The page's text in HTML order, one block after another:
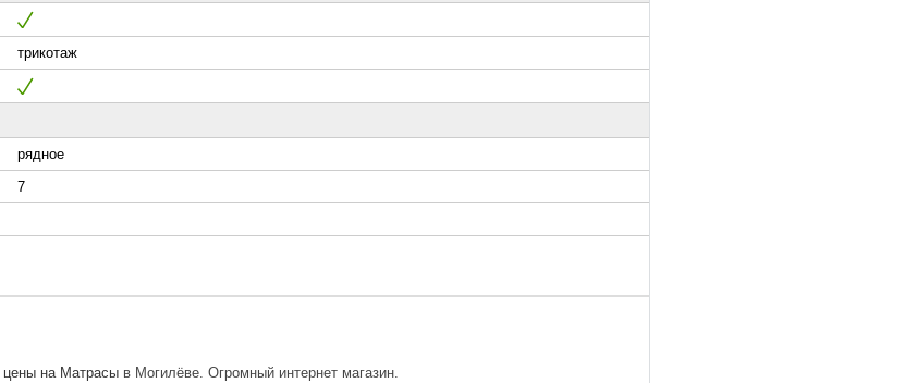
трикотаж
рядное
7
цены на Матрасы в Могилёве. Огромный интернет магазин.